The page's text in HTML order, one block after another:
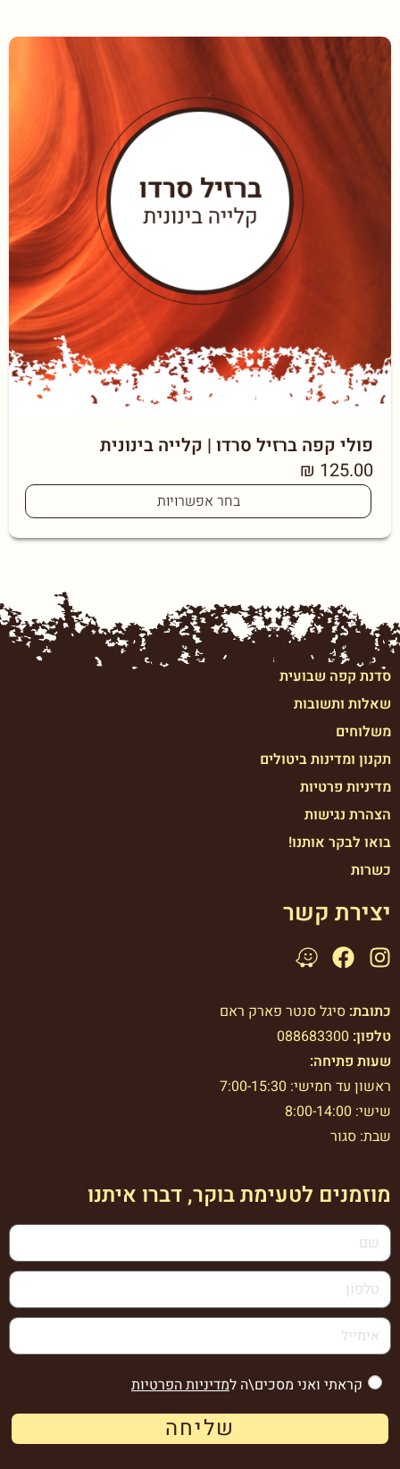
פולי קפה ברזיל סרדו | קלייה בינונית
₪ 125.00
בחר אפשרויות
סדנת קפה שבועית
שאלות ותשובות
משלוחים
תקנון ומדינות ביטולים
מדיניות פרטיות
הצהרת נגישות
בואו לבקר אותנו!
כשרות
יצירת קשר
כתובת: סיגל סנטר פארק ראם
טלפון: 088683300
שעות פתיחה:
ראשון עד חמישי: 7:00-15:30
שישי: 8:00-14:00
שבת: סגור
מוזמנים לטעימת בוקר, דברו איתנו
קראתי ואני מסכים\ה למדיניות הפרטיות
שליחה